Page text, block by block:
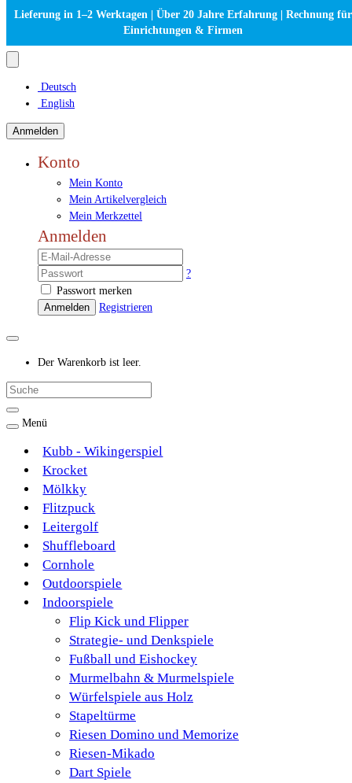
Deutsch
English
Anmelden
Konto
Mein Konto
Mein Artikelvergleich
Mein Merkzettel
Anmelden
?
Passwort merken
Anmelden
Registrieren
Der Warenkorb ist leer.
Menü
Kubb - Wikingerspiel
Krocket
Mölkky
Flitzpuck
Leitergolf
Shuffleboard
Cornhole
Outdoorspiele
Indoorspiele
Flip Kick und Flipper
Strategie- und Denkspiele
Fußball und Eishockey
Murmelbahn & Murmelspiele
Würfelspiele aus Holz
Stapeltürme
Riesen Domino und Memorize
Riesen-Mikado
Dart Spiele
Lieferung in 1–2 Werktagen | Über 20 Jahre Erfahrung | Rechnung für
Einrichtungen & Firmen